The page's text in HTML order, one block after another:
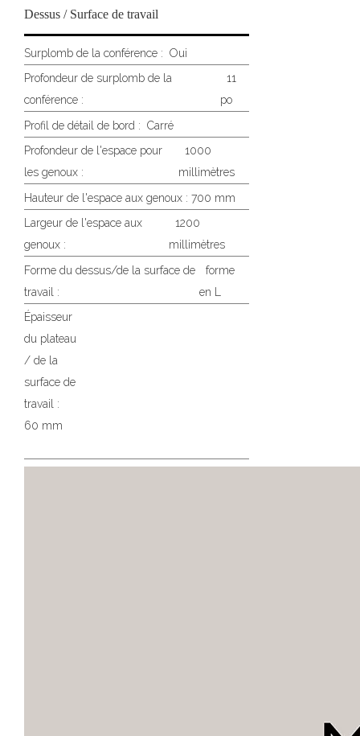
Dessus / Surface de travail
Surplomb de la conférence : Oui
Profondeur de surplomb de la
conférence :
11
po
Profil de détail de bord : Carré
Profondeur de l'espace pour
les genoux :
1000
millimètres
Hauteur de l'espace aux genoux : 700 mm
Largeur de l'espace aux
genoux :
1200
millimètres
Forme du dessus/de la surface de
travail :
forme
en L
Épaisseur
du plateau
/ de la
surface de
travail :
60 mm